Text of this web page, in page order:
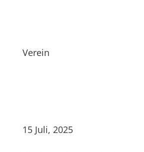
Verein
15 Juli, 2025